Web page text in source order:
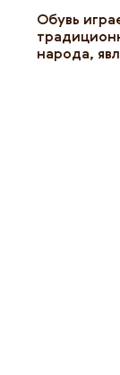
Обувь
народа,